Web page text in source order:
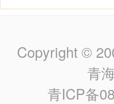
Copyright ©
青
青ICP备